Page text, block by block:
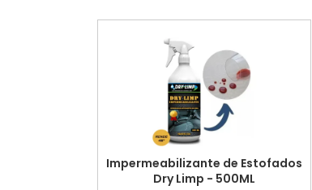
Impermeabilizante de Estofados
Dry Limp - 500ML